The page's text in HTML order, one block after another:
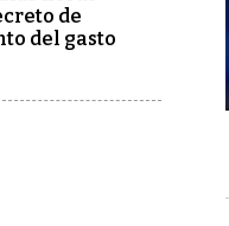
de
del gasto